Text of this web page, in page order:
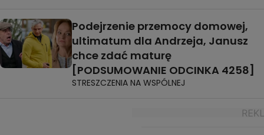
Podejrzenie przemocy domowej,
ultimatum dla Andrzeja, Janusz
chce zdać maturę
[PODSUMOWANIE ODCINKA 4258]
STRESZCZENIA NA WSPÓLNEJ